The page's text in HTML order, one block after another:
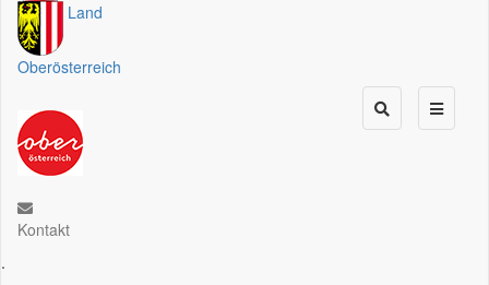
Land
Oberösterreich
Kontakt
.